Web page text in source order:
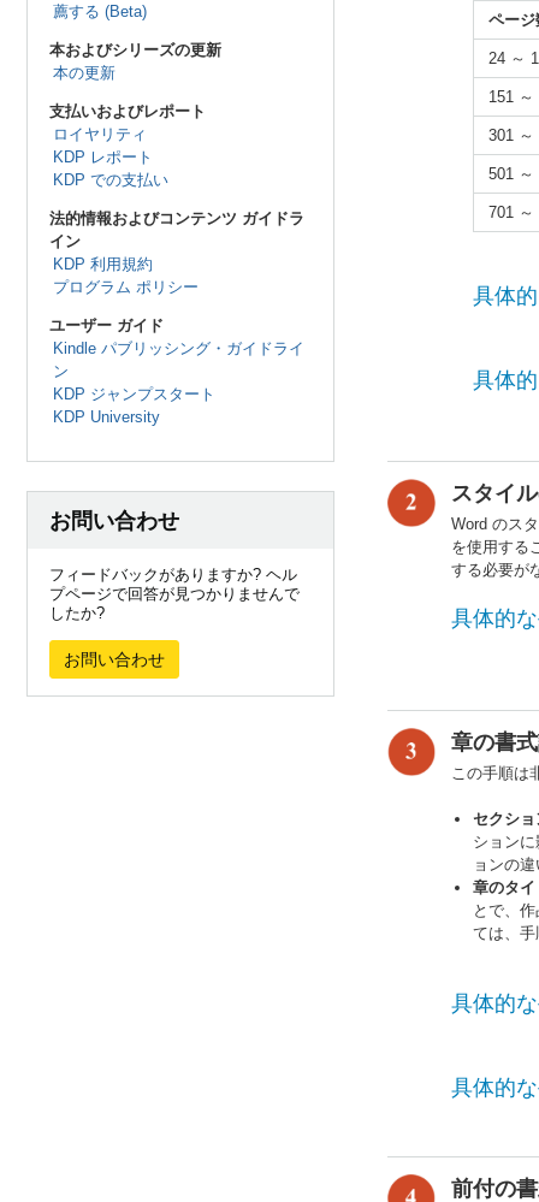
薦する (Beta)
本およびシリーズの更新
本の更新
支払いおよびレポート
ロイヤリティ
KDP レポート
KDP での支払い
法的情報およびコンテンツ ガイドラ
イン
KDP 利用規約
プログラム ポリシー
ユーザー ガイド
Kindle パブリッシング・ガイドライ
ン
KDP ジャンプスタート
KDP University
お問い合わせ
フィードバックがありますか? ヘル
プページで回答が見つかりませんで
したか?
お問い合わせ
ページ
24 ～
151 ～
301 ～
501 ～
701 ～
具体
具体
スタイ
Word のス
を使用する
する必要が
具体的
章の書
この手順は
セクシ
ション
ョンの
章のタ
とで、
ては、
具体的
具体的
前付の